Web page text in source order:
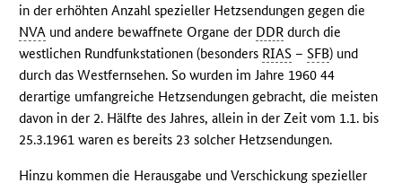
in der erhöhten Anzahl spezieller Hetzsendungen gegen die
NVA und andere bewaffnete Organe der DDR durch die
westlichen Rundfunkstationen (besonders RIAS –SFB) und
durch das Westfernsehen. So wurden im Jahre 1960 44
derartige umfangreiche Hetzsendungen gebracht, die meisten
davon in der 2. Hälfte des Jahres, allein in der Zeit vom 1.1. bis
25.3.1961 waren es bereits 23 solcher Hetzsendungen.
Hinzu kommen die Herausgabe und Verschickung spezieller